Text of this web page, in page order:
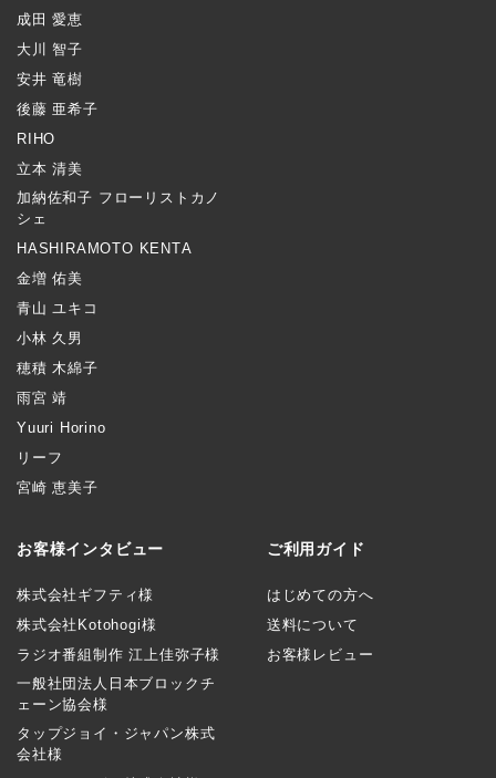
成田 愛恵
大川 智子
安井 竜樹
後藤 亜希子
RIHO
立本 清美
加納佐和子 フローリストカノ
シェ
HASHIRAMOTO KENTA
金増 佑美
青山 ユキコ
小林 久男
穂積 木綿子
雨宮 靖
Yuuri Horino
リーフ
宮崎 恵美子
お客様インタビュー
株式会社ギフティ様
株式会社Kotohogi様
ラジオ番組制作 江上佳弥子様
一般社団法人日本ブロックチ
ェーン協会様
タップジョイ・ジャパン株式
会社様
ご利用ガイド
はじめての方へ
送料について
お客様レビュー